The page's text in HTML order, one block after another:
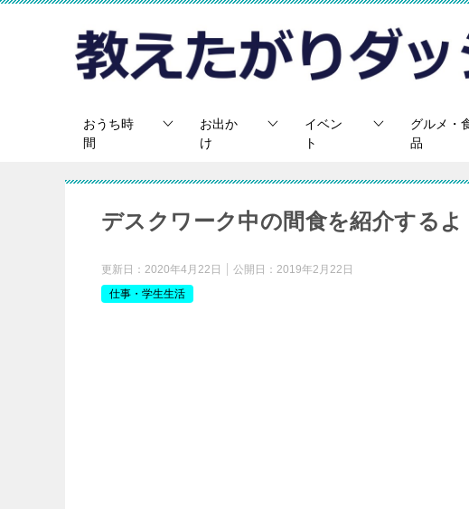
おうち時
間
お出か
け
イベン
ト
グルメ・
品
デスクワーク中の間食を紹介する
更新日： 2020年4月22日 公開日： 2019年2月22日
仕事・学生生活